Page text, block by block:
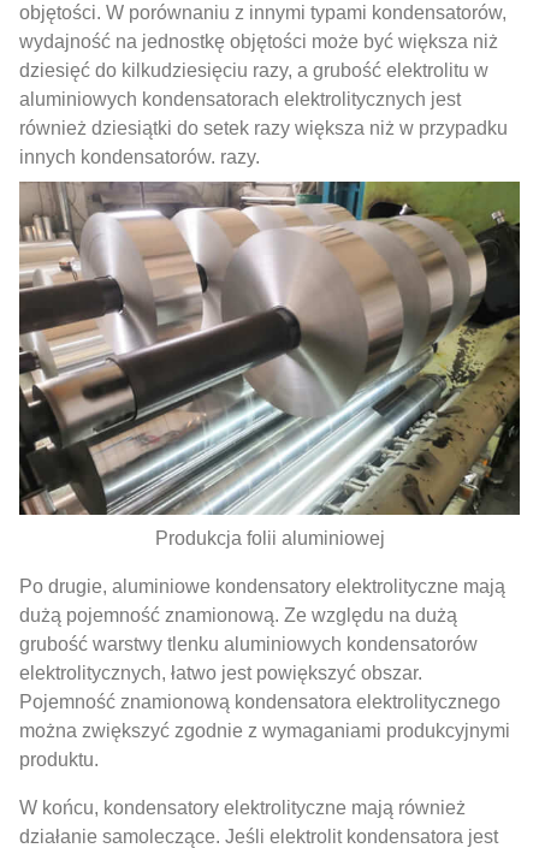
objętości. W porównaniu z innymi typami kondensatorów,
wydajność na jednostkę objętości może być większa niż
dziesięć do kilkudziesięciu razy, a grubość elektrolitu w
aluminiowych kondensatorach elektrolitycznych jest
również dziesiątki do setek razy większa niż w przypadku
innych kondensatorów. razy.
Produkcja folii aluminiowej
Po drugie, aluminiowe kondensatory elektrolityczne mają
dużą pojemność znamionową. Ze względu na dużą
grubość warstwy tlenku aluminiowych kondensatorów
elektrolitycznych, łatwo jest powiększyć obszar.
Pojemność znamionową kondensatora elektrolitycznego
można zwiększyć zgodnie z wymaganiami produkcyjnymi
produktu.
W końcu, kondensatory elektrolityczne mają również
działanie samoleczące. Jeśli elektrolit kondensatora jest